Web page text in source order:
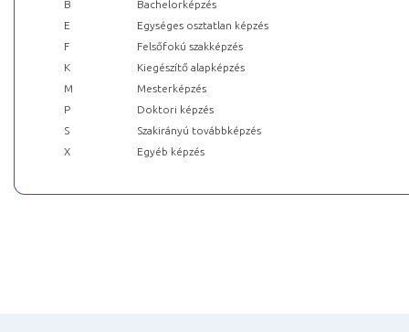
B
Bachelorképzés
E
Egységes osztatlan képzés
F
Felsőfokú szakképzés
K
Kiegészítő alapképzés
M
Mesterképzés
P
Doktori képzés
S
Szakirányú továbbképzés
X
Egyéb képzés